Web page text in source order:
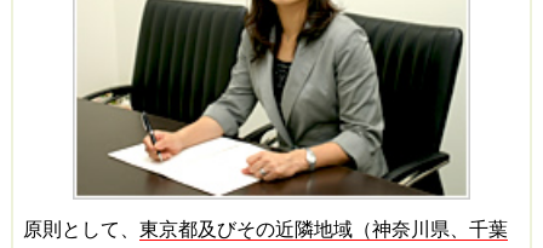
原則として、東京都及びその近隣地域（神奈川県、千葉